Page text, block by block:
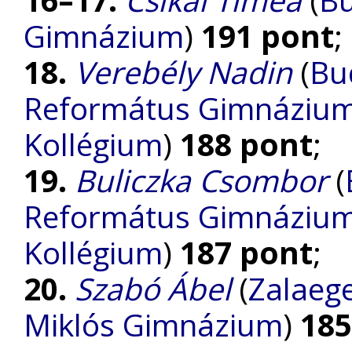
Gimnázium) 191 pont;
18. Verebély Nadin(
Református
Kollégium) 188 pont;
19. Buliczka Csombor(
Református
Kollégium) 187 pont;
20. Szabó Ábel(
Miklós Gimnázium)